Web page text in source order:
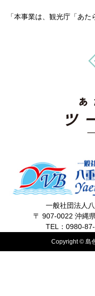
「本事業は、観光庁「あ
一般社団法人
〒 907-0022 沖縄
TEL：0980-
Copyright © 島